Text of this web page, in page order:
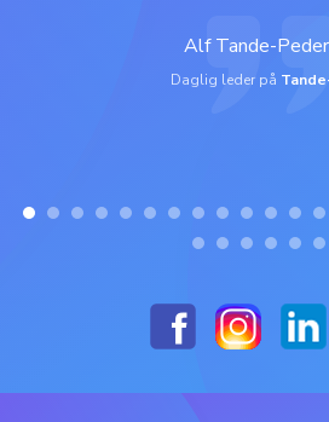
Alf Tande-
Daglig leder på